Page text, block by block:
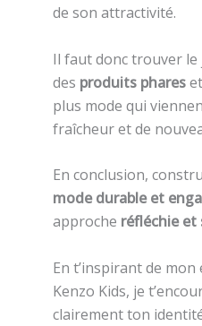
de son attractivité.
Il faut donc trouver
des produits phares
plus mode qui
fraîcheur et de
En conclusion,
mode durable et
approche réfléchie
En t’inspirant de mon
Kenzo Kids, je
clairement ton